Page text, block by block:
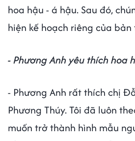
hoa hậu - á hậu. Sau đó,
hiện kế hoạch riêng của bản
- Phương Anh yêu thích hoa
- Phương Anh rất thích chị
Phương Thúy. Tôi đã luôn
muốn trở thành hình mẫu